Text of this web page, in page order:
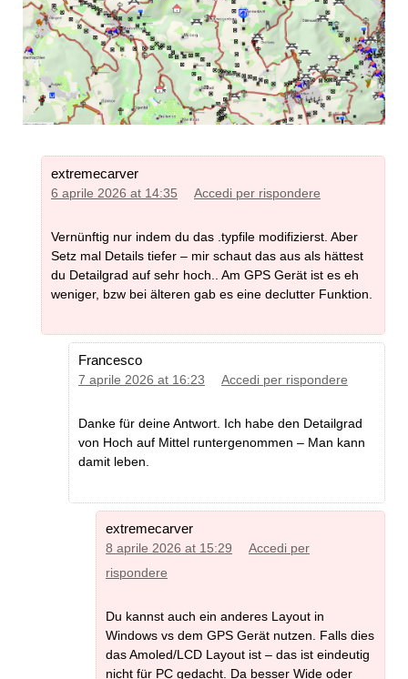
extremecarver
6 aprile 2026 at 14:35 Accedi per rispondere
Vernünftig nur indem du das .typfile modifizierst. Aber
Setz mal Details tiefer – mir schaut das aus als hättest
du Detailgrad auf sehr hoch.. Am GPS Gerät ist es eh
weniger, bzw bei älteren gab es eine declutter Funktion.
Francesco
7 aprile 2026 at 16:23 Accedi per rispondere
Danke für deine Antwort. Ich habe den Detailgrad
von Hoch auf Mittel runtergenommen – Man kann
damit leben.
extremecarver
8 aprile 2026 at 15:29
Accedi per
rispondere
Du kannst auch ein anderes Layout in
Windows vs dem GPS Gerät nutzen. Falls dies
das Amoled/LCD Layout ist – das ist eindeutig
nicht für PC gedacht. Da besser Wide oder